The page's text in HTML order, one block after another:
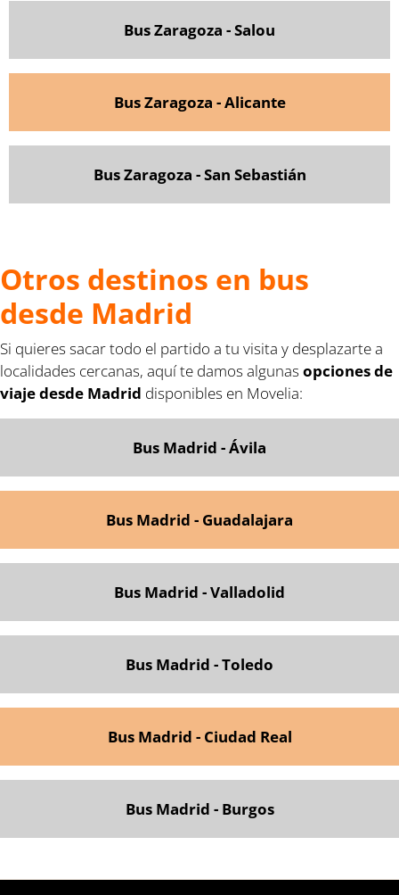
Bus Zaragoza - Salou
Bus Zaragoza - Alicante
Bus Zaragoza - San Sebastián
Otros destinos en bus
desde Madrid
Si quieres sacar todo el partido a tu visita y desplazarte a
localidades cercanas, aquí te damos algunasopciones de
viaje desde Madrid disponibles en Movelia:
Bus Madrid - Ávila
Bus Madrid - Guadalajara
Bus Madrid - Valladolid
Bus Madrid - Toledo
Bus Madrid - Ciudad Real
Bus Madrid - Burgos